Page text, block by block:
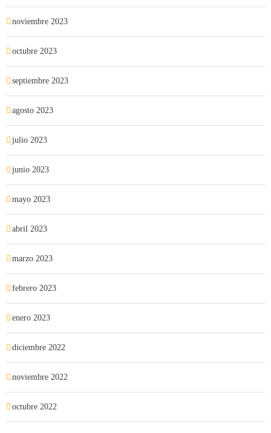
noviembre 2023
octubre 2023
septiembre 2023
agosto 2023
julio 2023
junio 2023
mayo 2023
abril 2023
marzo 2023
febrero 2023
enero 2023
diciembre 2022
noviembre 2022
octubre 2022